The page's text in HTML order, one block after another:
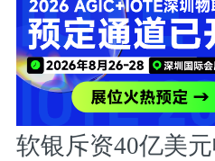
软银斥资40亿美